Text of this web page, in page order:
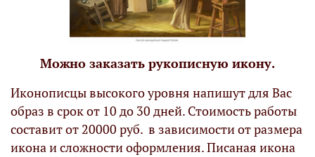
Можно заказать рукописную икону.
Иконописцы высокого уровня напишут для Вас
образ в срок от 10 до 30 дней. Стоимость работы
составит от 20000 руб. в зависимости от размера
икона и сложности оформления. Писаная икона